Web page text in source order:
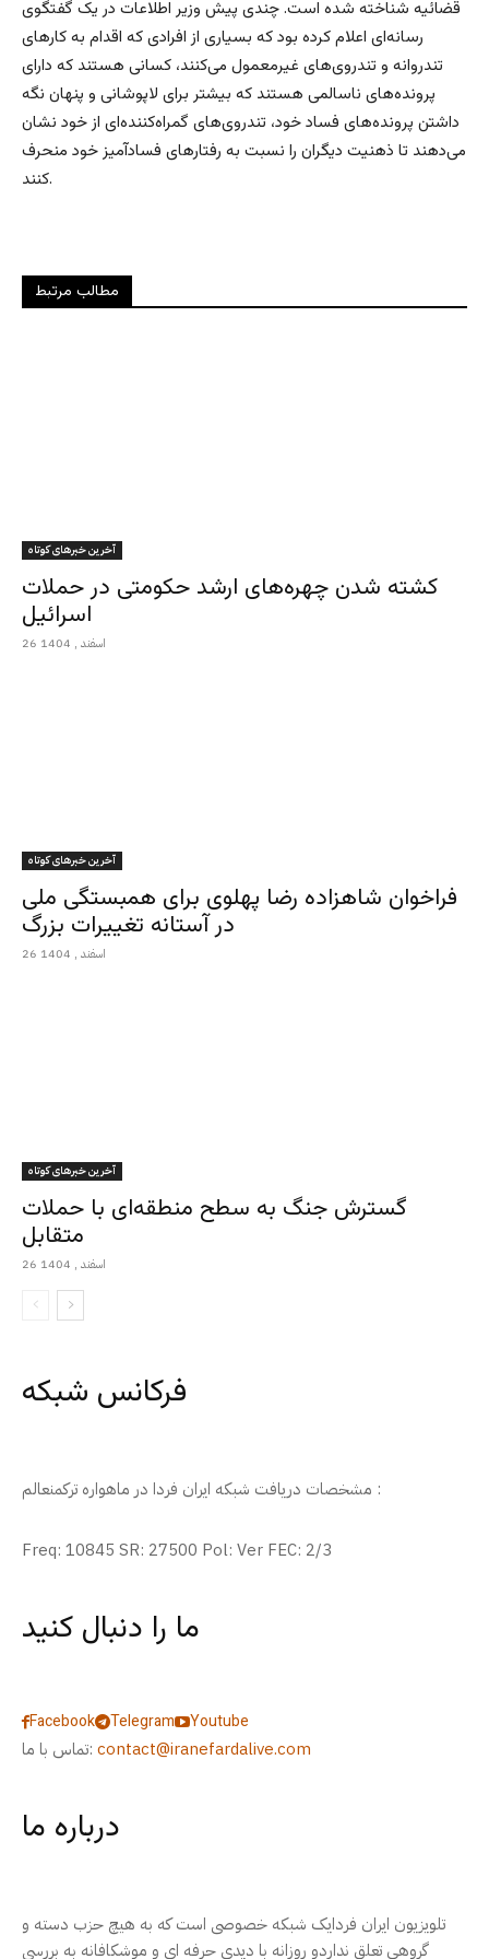
قضائیه شناخته شده است. چندی پیش وزیر اطلاعات در یک گفتگوی
رسانه‌ای اعلام کرده بود که بسیاری از افرادی که اقدام به کارهای
تندروانه و تندروی‌های غیرمعمول می‌کنند، کسانی هستند که دارای
پرونده‌های ناسالمی هستند که بیشتر برای لاپوشانی و پنهان نگه
داشتن پرونده‌های فساد خود، تندروی‌های گمراه‌کننده‌ای از خود نشان
می‌‌دهند تا ذهنیت دیگران را نسبت به رفتارهای فسادآمیز خود منحرف
کنند.
مطالب مرتبط
آخرین خبرهای کوتاه
کشته شدن چهره‌های ارشد حکومتی در حملات
اسرائیل
26 اسفند , 1404
آخرین خبرهای کوتاه
فراخوان شاهزاده رضا پهلوی برای همبستگی ملی
در آستانه تغییرات بزرگ
26 اسفند , 1404
آخرین خبرهای کوتاه
گسترش جنگ به سطح منطقه‌ای با حملات
متقابل
26 اسفند , 1404
فرکانس شبکه
مشخصات دریافت شبکه ایران فردا در ماهواره ترکمنعالم :
Freq: 10845 SR: 27500 Pol: Ver FEC: 2/3
ما را دنبال کنید
Facebook Telegram
Youtube
تماس با ما: contact@iranefardalive.com
درباره ما
تلویزیون ایران فردایک شبکه خصوصی است که به هیچ حزب دسته و
گروهی تعلق نداردو روزانه با دیدی حرفه ای و موشکافانه به بررسی